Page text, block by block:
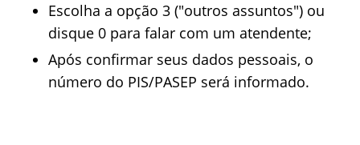
Escolha a opção 3 ("outros assuntos") ou
disque 0 para falar com um atendente;
Após confirmar seus dados pessoais, o
número do PIS/PASEP será informado.